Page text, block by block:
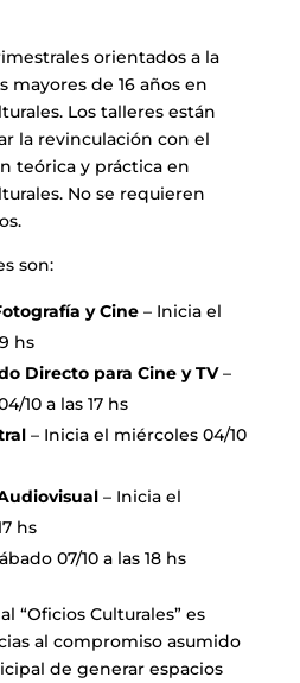
orientados a la
mayores de 16 años en
Los talleres están
la revinculación con el
teórica y práctica en
No se requieren
son:
y Cine– Inicia el
hs
Directo para Cine y TV–
10 a las 17 hs
– Inicia el miércoles 04/10
– Inicia el
hs
07/10 a las 18 hs
“Oficios Culturales” es
al compromiso asumido
de generar espacios